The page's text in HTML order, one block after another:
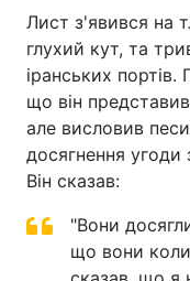
Лист з'явився на
глухий кут, та
іранських
що він
але висловив
досягнення
Він сказав:
"Вони
що вони